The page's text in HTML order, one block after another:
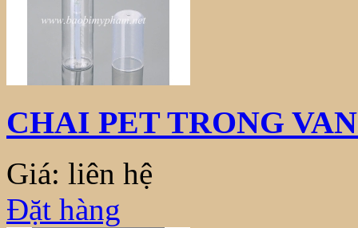
CHAI PET TRONG
Giá: liên hệ
Đặt hàng